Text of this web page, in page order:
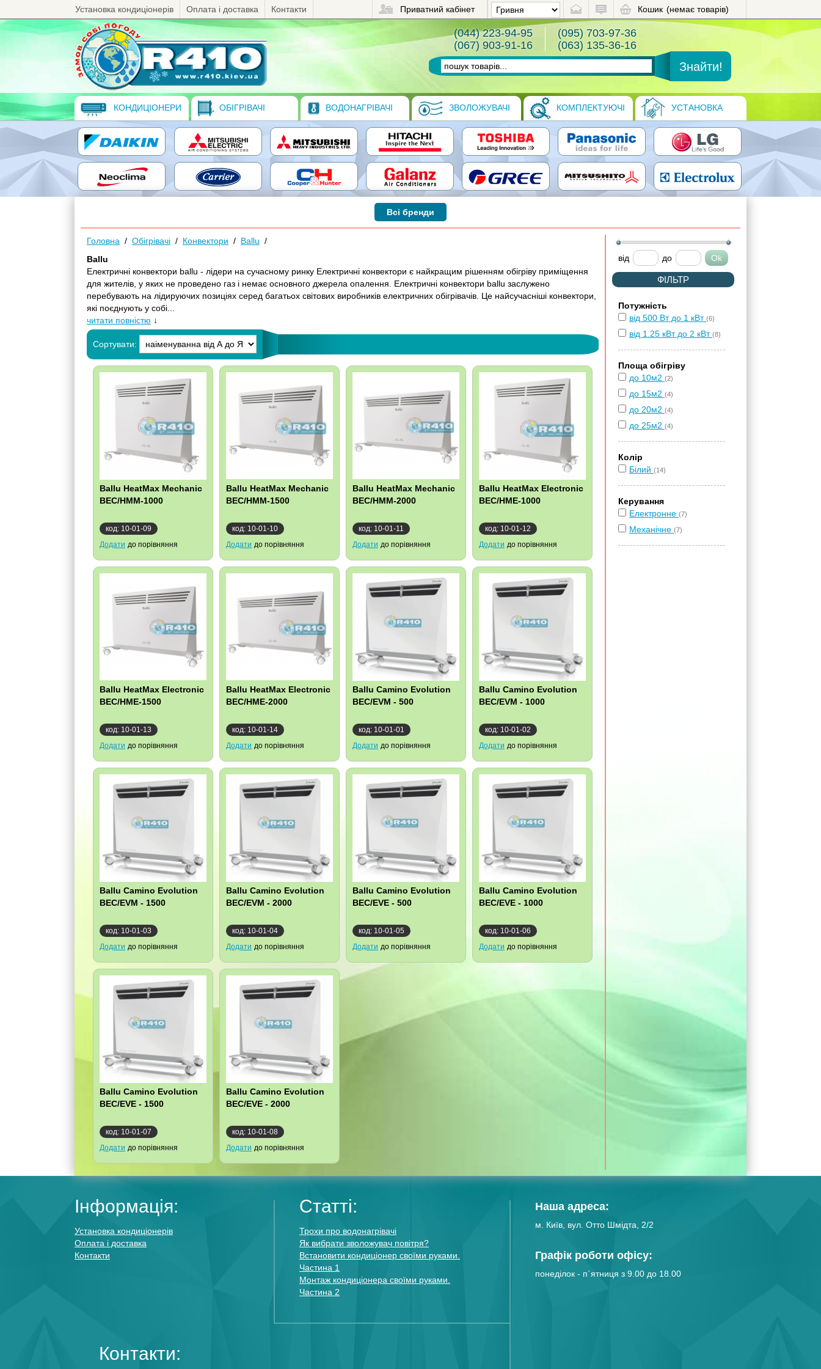
Установка кондиціонерів Оплата і доставка Контакти Кошик (немає товарів)
Приватний кабінет
(044) 223-94-95
(067) 903-91-16
(095) 703-97-36
(063) 135-36-16
КОНДИЦІОНЕРИ ОБІГРІВАЧІ ВОДОНАГРІВАЧІ ЗВОЛОЖУВАЧІ КОМПЛЕКТУЮЧІ УСТАНОВКА
Всі бренди
Головна / Обігрівачі / Конвектори / Ballu /
Ballu
Електричні конвектори ballu - лідери на сучасному ринку Електричні конвектори є найкращим рішенням обігріву приміщення
для жителів, у яких не проведено газ і немає основного джерела опалення. Електричні конвектори ballu заслужено
перебувають на лідируючих позиціях серед багатьох світових виробників електричних обігрівачів. Це найсучасніші конвектори,
які поєднують у собі...
читати повністю ↓
Сортувати:
Ballu HeatMax Mechanic
BEC/HMM-1000
код: 10-01-09
Додати до порівняння
Ballu HeatMax Mechanic
BEC/HMM-1500
код: 10-01-10
Додати до порівняння
Ballu HeatMax Mechanic
BEC/HMM-2000
код: 10-01-11
Додати до порівняння
Ballu HeatMax Electronic
BEC/HME-1000
код: 10-01-12
Додати до порівняння
Ballu HeatMax Electronic
BEC/HME-1500
код: 10-01-13
Додати до порівняння
Ballu HeatMax Electronic
BEC/HME-2000
код: 10-01-14
Додати до порівняння
Ballu Camino Evolution
BEC/EVM - 500
код: 10-01-01
Додати до порівняння
Ballu Camino Evolution
BEC/EVM - 1000
код: 10-01-02
Додати до порівняння
Ballu Camino Evolution
BEC/EVM - 1500
код: 10-01-03
Додати до порівняння
Ballu Camino Evolution
BEC/EVM - 2000
код: 10-01-04
Додати до порівняння
Ballu Camino Evolution
BEC/EVE - 500
код: 10-01-05
Додати до порівняння
Ballu Camino Evolution
BEC/EVE - 1000
код: 10-01-06
Додати до порівняння
Ballu Camino Evolution
BEC/EVE - 1500
код: 10-01-07
Додати до порівняння
Ballu Camino Evolution
BEC/EVE - 2000
код: 10-01-08
Додати до порівняння
від до
ФІЛЬТР
Потужність
від 500 Вт до 1 кВт (6)
від 1.25 кВт до 2 кВт (8)
Площа обігріву
до 10м2 (2)
до 15м2 (4)
до 20м2 (4)
до 25м2 (4)
Колір
Білий (14)
Керування
Електронне (7)
Механічне (7)
Інформація:
Установка кондиціонерів
Оплата і доставка
Контакти
Статті:
Трохи про водонагрівачі
Як вибрати зволожувач повітря?
Встановити кондиціонер своїми руками.
Частина 1
Монтаж кондиціонера своїми руками.
Частина 2
Наша адреса:
м. Київ, вул. Отто Шмідта, 2/2
Графік роботи офісу:
понеділок - п`ятниця з 9.00 до 18.00
Контакти: